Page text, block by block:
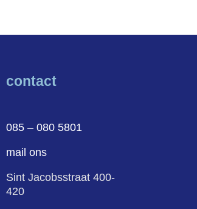
contact
085 – 080 5801
mail ons
Sint Jacobsstraat 400-
420